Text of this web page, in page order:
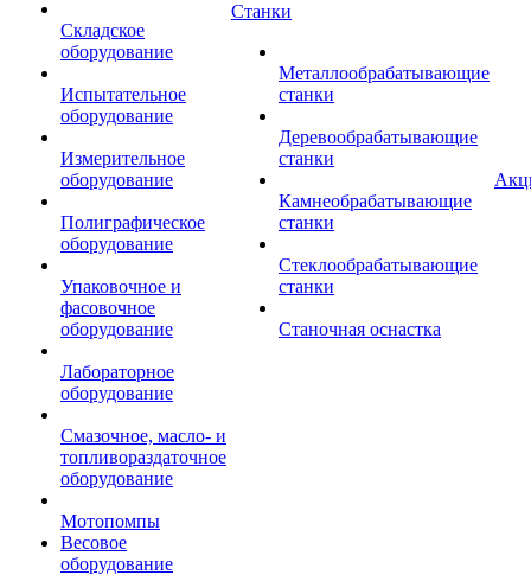
Складское
оборудование
Испытательное
оборудование
Измерительное
оборудование
Полиграфическое
оборудование
Упаковочное и
фасовочное
оборудование
Лабораторное
оборудование
Смазочное, масло- и
топливораздаточное
оборудование
Мотопомпы
Весовое
оборудование
Станки
Металлообрабатывающие
станки
Деревообрабатывающие
станки
Камнеобрабатывающие
станки
Стеклообрабатывающие
станки
Станочная оснастка